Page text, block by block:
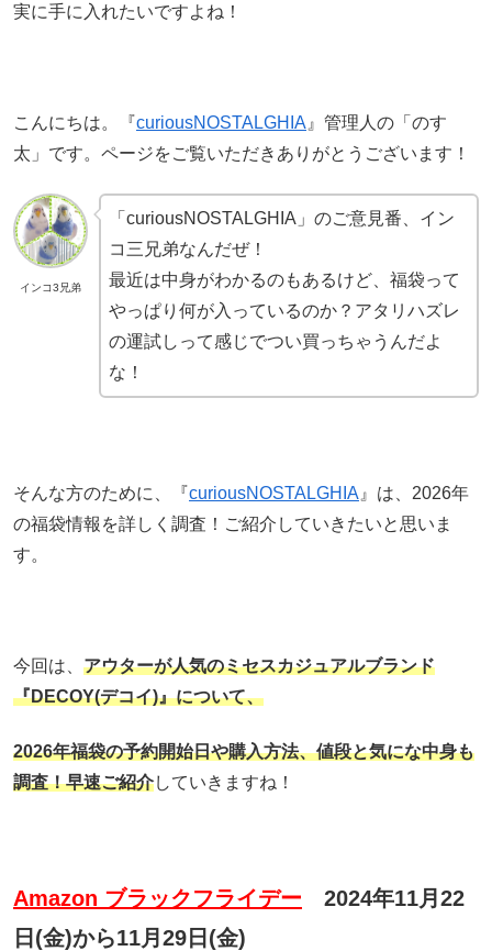
実に手に入れたいですよね！
こんにちは。『curiousNOSTALGHIA 』管理人の「のす
太」です。ページをご覧いただきありがとうございます！
インコ3兄弟
「curiousNOSTALGHIA」のご意見番、イン
コ三兄弟なんだぜ！
最近は中身がわかるのもあるけど、福袋って
やっぱり何が入っているのか？アタリハズレ
の運試しって感じでつい買っちゃうんだよ
な！
そんな方のために、『curiousNOSTALGHIA 』は、2026年
の福袋情報を詳しく調査！ご紹介していきたいと思いま
す。
今回は、 アウターが人気のミセスカジュアルブランド
『DECOY(デコイ)』について、
2026年福袋の予約開始日や購入方法、値段と気にな中身も
調査！早速ご紹介していきますね！
Amazon ブラックフライデー
2024年11月22
日(金)から11月29日(金)